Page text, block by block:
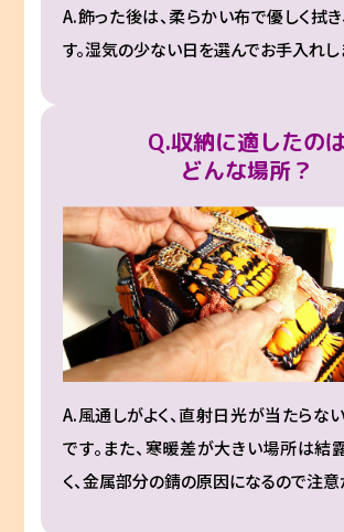
A.飾った後は、柔らかい布で優しく拭き
す。湿気の少ない日を選んでお手入れし
Q.収納に適したの
どんな場所？
A.風通しがよく、直射日光が当たらな
です。また、寒暖差が大きい場所は結
く、金属部分の錆の原因になるので注意